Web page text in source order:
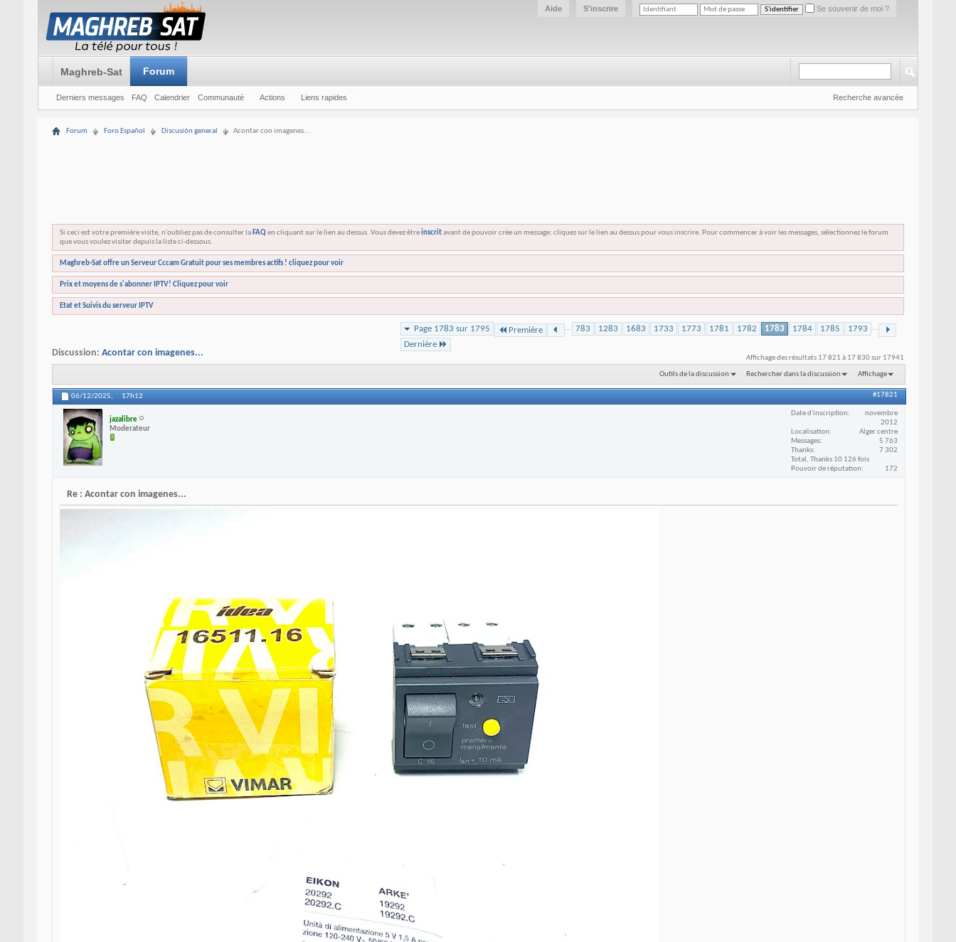
Se souvenir de moi ?
S'inscrire
Aide
Maghreb-Sat Forum
Derniers messages FAQ Calendrier Communauté Actions Liens rapides Recherche avancée
Forum Foro Español Discusión general Acontar con imagenes...
Si ceci est votre première visite, n'oubliez pas de consulter la FAQen cliquant sur le lien au dessus. Vous devez êtreinscritavant de pouvoir crée un message: cliquez sur le lien au dessus pour vous inscrire. Pour commencer à voir les messages, sélectionnez le forum
que vous voulez visiter depuis la liste ci-dessous.
Maghreb-Sat offre un Serveur Cccam Gratuit pour ses membres actifs ! cliquez pour voir
Prix et moyens de s'abonner IPTV! Cliquez pour voir
Etat et Suivis du serveur IPTV
Page 1783 sur 1795 Première ... 783 1283 1683 1733 1773 1781 1782 1783 1784 1785 1793 ...
Dernière
Affichage des résultats 17 821 à 17 830 sur 17941
Discussion: Acontar con imagenes...
Outils de la discussion Rechercher dans la discussion Affichage
06/12/2025, 17h12 #17821
jazalibre
Moderateur
Date d'inscription
novembre
2012
Localisation
Alger centre
Messages
5 763
Thanks
7 302
Total, Thanks 10 126 fois
Pouvoir de réputation
172
Re : Acontar con imagenes...